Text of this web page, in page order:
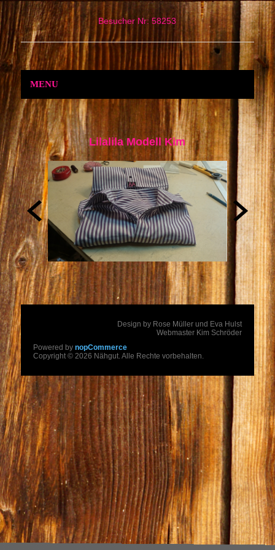
Besucher Nr: 58253
MENU
Lilalila Modell Kim
Design by Rose Müller und Eva Hulst
Webmaster Kim Schröder
Powered by nopCommerce
Copyright © 2026 Nähgut. Alle Rechte vorbehalten.